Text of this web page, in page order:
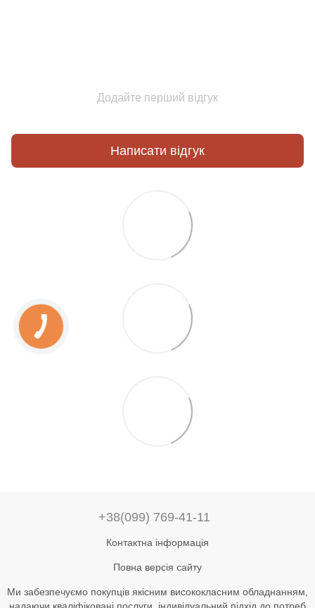
Додайте перший відгук
Написати відгук
+38(099) 769-41-11
Контактна інформація
Повна версія сайту
Ми забезпечуємо покупців якісним висококласним обладнанням,